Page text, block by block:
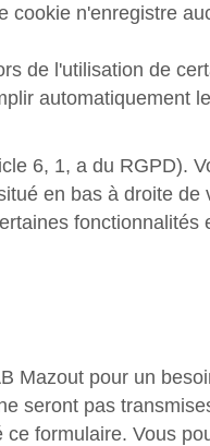
cookie n'enregistre
de l'utilisation de
automatiquement
6, 1, a du RGPD).
en bas à droite de
fonctionnalités
Mazout pour un
seront pas
formulaire. Vous